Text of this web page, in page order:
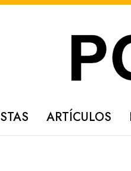
ARTÍCULOS